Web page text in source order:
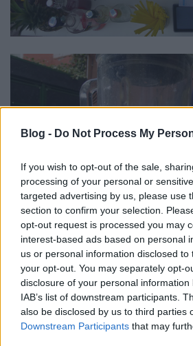
Blog - Do Not Process My
If you wish to opt-out of the sale,
processing of your personal or
targeted advertising by us, please use
section to confirm your selection.
opt-out request is processed you may
interest-based ads based on personal
us or personal information disclosed
your opt-out. You may separately opt-
disclosure of your personal
IAB’s list of downstream participants.
also be disclosed by us to third parties
Downstream Participants that may